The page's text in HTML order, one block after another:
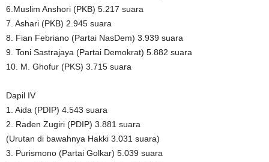
6.Muslim Anshori (PKB) 5.217 suara
7. Ashari (PKB) 2.945 suara
8. Fian Febriano (Partai NasDem) 3.939 suara
9. Toni Sastrajaya (Partai Demokrat) 5.882 suara
10. M. Ghofur (PKS) 3.715 suara
Dapil IV
1. Aida (PDIP) 4.543 suara
2. Raden Zugiri (PDIP) 3.881 suara
(Urutan di bawahnya Hakki 3.031 suara)
3. Purismono (Partai Golkar) 5.039 suara